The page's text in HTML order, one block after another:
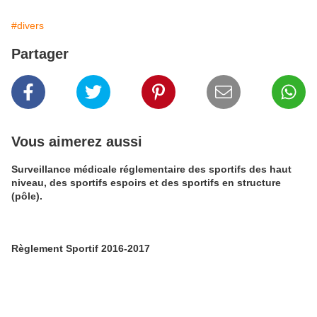
#divers
Partager
Vous aimerez aussi
Surveillance médicale réglementaire des sportifs des haut
niveau, des sportifs espoirs et des sportifs en structure
(pôle).
Règlement Sportif 2016-2017